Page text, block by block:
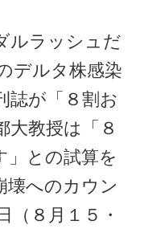
ルラッシュだ
デルタ株感染
誌が「８割お
大教授は「８
」との試算を
壊へのカウン
（８月１５・